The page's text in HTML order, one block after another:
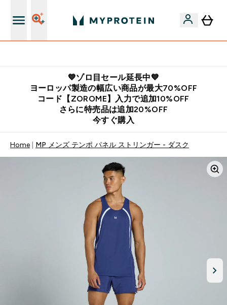
💙ゾロ目セール延長中💙
ヨーロッパ製造の幅広い商品が最大70%OFF
コード【ZOROME】入力で追加10%OFF
さらに特売品は追加20%OFF
今すぐ購入
Home MP メンズ テンポ パネル ストリンガー - ダスク